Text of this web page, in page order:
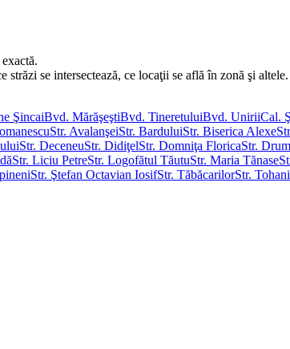
se intersectează, ce locaţii se află în zonă şi altele.
ŞincaiBvd. MărăşeştiBvd. TineretuluiBvd. UniriiCal.
Str. AvalanşeiStr. BarduluiStr. Biserica Alexe
Str. DeceneuStr. DidiţelStr. Domniţa FloricaStr.
Str. Liciu PetreStr. Logofătul TăutuStr. Maria Tănase
Str. Ştefan Octavian IosifStr. TăbăcarilorStr. Tohani